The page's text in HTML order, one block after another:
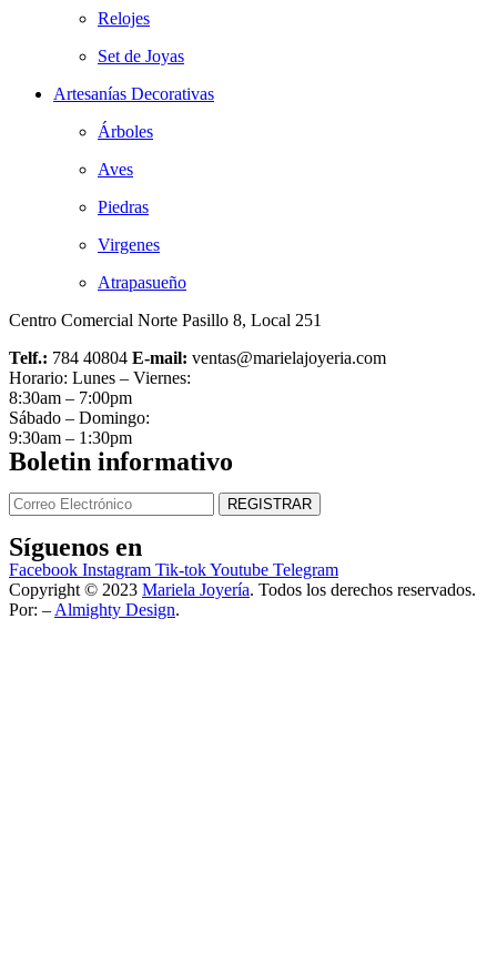
Relojes
Set de Joyas
Artesanías Decorativas
Árboles
Aves
Piedras
Virgenes
Atrapasueño
Centro Comercial Norte Pasillo 8, Local 251
Telf.: 784 40804 E-mail: ventas@marielajoyeria.com
Horario: Lunes – Viernes:
8:30am – 7:00pm
Sábado – Domingo:
9:30am – 1:30pm
Boletin informativo
Síguenos en
Facebook Instagram Tik-tokYoutube Telegram
Copyright © 2023 Mariela Joyería. Todos los derechos reservados.
Por: – Almighty Design.